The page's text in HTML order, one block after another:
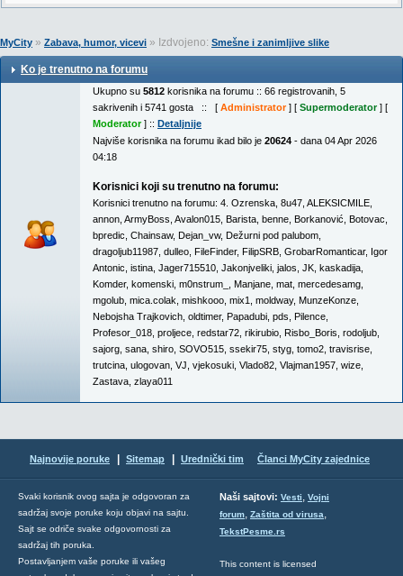
MyCity » Zabava, humor, vicevi » Izdvojeno: Smešne i zanimljive slike
Ko je trenutno na forumu
Ukupno su 5812 korisnika na forumu :: 66 registrovanih, 5
sakrivenih i 5741 gosta :: [ Administrator] [ Supermoderator] [
Moderator] :: Detaljnije
Najviše korisnika na forumu ikad bilo je 20624 - dana 04 Apr 2026
04:18
Korisnici koji su trenutno na forumu:
Korisnici trenutno na forumu: 4. Ozrenska 8u47 ALEKSICMILE
annon ArmyBoss Avalon015 Barista benne Borkanović Botovac
bpredic Chainsaw, Dejan_vw, Dežurni pod palubom
dragoljub11987 dulleo FileFinder, FilipSRB GrobarRomanticar, Igor
Antonic istina Jager715510 Jakonjveliki jalos JK kaskadija
Komder, komenski m0nstrum_ Manjane mat mercedesamg
mgolub mica.colak mishkooo mix1 moldway, MunzeKonze
Nebojsha Trajkovich oldtimer, Papadubi pds Pilence
Profesor_018 proljece redstar72 rikirubio Risbo_Boris rodoljub
sajorg sana shiro SOVO515 ssekir75 styg tomo2 travisrise
trutcina ulogovan VJ vjekosuki Vlado82 Vlajman1957 wize
Zastava zlaya011
Najnovije poruke Sitemap Urednički tim Članci MyCity zajednice
Svaki korisnik ovog sajta je odgovoran za
sadržaj svoje poruke koju objavi na sajtu.
Sajt se odriče svake odgovornosti za
sadržaj tih poruka.
Postavljanjem vaše poruke ili vašeg
Naši sajtovi: Vesti, Vojni
forum, Zaštita od virusa,
TekstPesme.rs
This content is licensed